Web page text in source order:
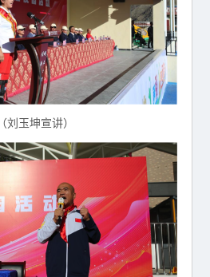
刘玉坤宣讲）